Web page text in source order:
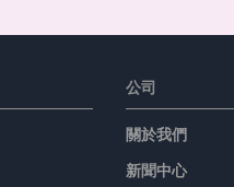
公司
關於我們
新聞中心